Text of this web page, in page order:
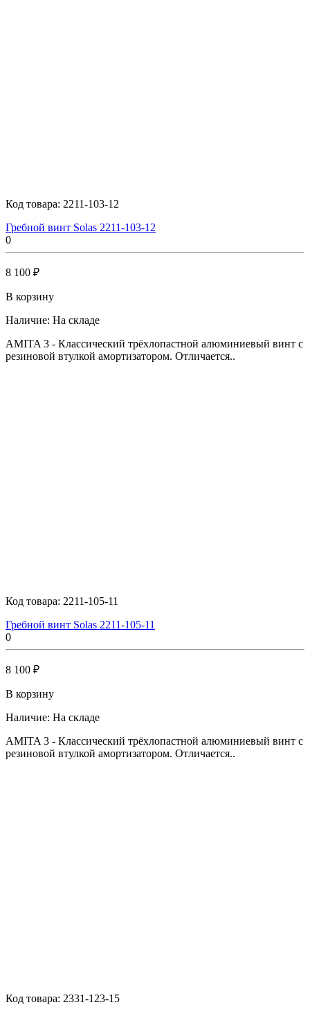
Код товара: 2211-103-12
Гребной винт Solas 2211-103-12
0
8 100 ₽
В корзину
Наличие: На складе
AMITA 3 - Классический трёхлопастной алюминиевый винт с
резиновой втулкой амортизатором. Отличается..
Код товара: 2211-105-11
Гребной винт Solas 2211-105-11
0
8 100 ₽
В корзину
Наличие: На складе
AMITA 3 - Классический трёхлопастной алюминиевый винт с
резиновой втулкой амортизатором. Отличается..
Код товара: 2331-123-15